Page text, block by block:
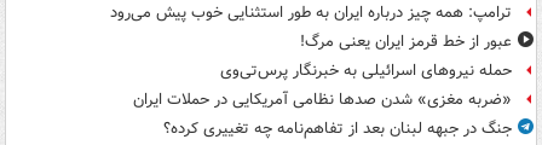
ترامپ: همه چیز درباره ایران به طور استثنایی خوب پیش می‌رود
عبور از خط قرمز ایران یعنی مرگ!
حمله نیروهای اسرائیلی به خبرنگار پرس‌تی‌وی
«ضربه مغزی» شدن صدها نظامی آمریکایی در حملات ایران
جنگ در جبهه لبنان بعد از تفاهم‌نامه چه تغییری کرده؟